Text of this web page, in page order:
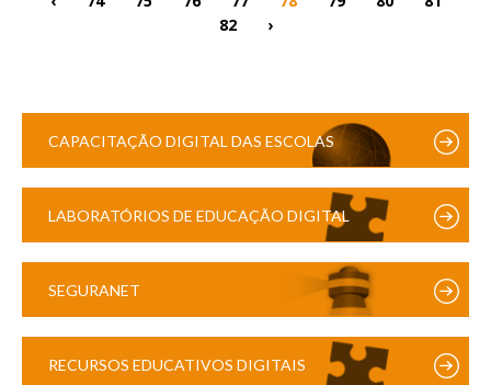
82
›
CAPACITAÇÃO DIGITAL DAS ESCOLAS
LABORATÓRIOS DE EDUCAÇÃO DIGITAL
SEGURANET
RECURSOS EDUCATIVOS DIGITAIS